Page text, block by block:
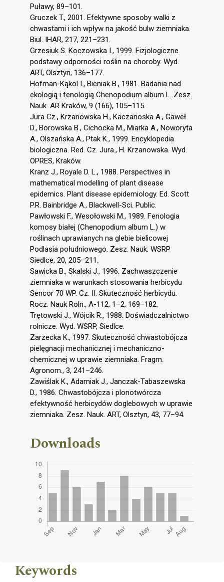
Puławy, 89–101.
Gruczek T., 2001. Efektywne sposoby walki z
chwastami i ich wpływ na jakość bulw ziemniaka.
Biul. IHAR, 217, 221–231.
Grzesiuk S. Koczowska I., 1999. Fizjologiczne
podstawy odporności roślin na choroby. Wyd.
ART, Olsztyn, 136–177.
Hofman-Kąkol I., Bieniak B., 1981. Badania nad
ekologią i fenologią Chenopodium album L. Zesz.
Nauk. AR Kraków, 9 (166), 105–115.
Jura Cz., Krzanowska H., Kaczanoska A., Gaweł
D., Borowska B., Cichocka M., Miarka A., Noworyta
A., Olszańska A., Ptak K., 1999. Encyklopedia
biologiczna. Red. Cz. Jura., H. Krzanowska. Wyd.
OPRES, Kraków.
Kranz J., Royale D. L., 1988. Perspectives in
mathematical modelling of plant disease
epidemics. Plant disease epidemiology. Ed. Scott
P.R. Bainbridge A., Blackwell-Sci. Public.
Pawłowski F., Wesołowski M., 1989. Fenologia
komosy białej (Chenopodium album L.) w
roślinach uprawianych na glebie bielicowej
Podlasia południowego. Zesz. Nauk. WSRP
Siedlce, 20, 205–211.
Sawicka B., Skalski J., 1996. Zachwaszczenie
ziemniaka w warunkach stosowania herbicydu
Sencor 70 WP. Cz. II. Skuteczność herbicydu.
Rocz. Nauk Roln., A-112, 1–2, 169–182.
Trętowski J., Wójcik R., 1988. Doświadczalnictwo
rolnicze. Wyd. WSRP, Siedlce.
Zarzecka K., 1997. Skuteczność chwastobójcza
pielęgnacji mechanicznej i mechaniczno-
chemicznej w uprawie ziemniaka. Fragm.
Agronom., 3, 241–246.
Zawiślak K., Adamiak J., Janczak-Tabaszewska
D., 1986. Chwastobójcza i plonotwórcza
efektywność herbicydów doglebowych w uprawie
ziemniaka. Zesz. Nauk. ART, Olsztyn, 43, 77–94.
Downloads
Keywords